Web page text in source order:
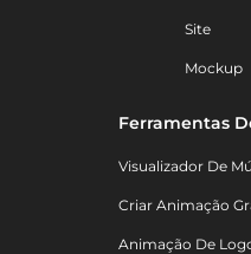
Site
Mockup
Ferramentas
Visualizador De
Criar Animação
Animação De